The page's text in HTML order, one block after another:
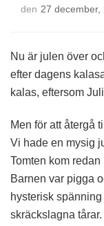
den 27 december,
Nu är julen över
efter dagens
kalas, eftersom
Men för att återgå
Vi hade en mysig
Tomten kom
Barnen var pigga
hysterisk
skräckslagna